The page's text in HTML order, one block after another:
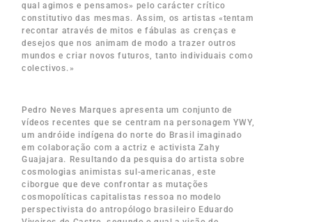
qual agimos e pensamos» pelo carácter crítico
constitutivo das mesmas. Assim, os artistas «tentam
recontar através de mitos e fábulas as crenças e
desejos que nos animam de modo a trazer outros
mundos e criar novos futuros, tanto individuais como
colectivos.»
Pedro Neves Marques apresenta um conjunto de
vídeos recentes que se centram na personagem YWY,
um andróide indígena do norte do Brasil imaginado
em colaboração com a actriz e activista Zahy
Guajajara. Resultando da pesquisa do artista sobre
cosmologias animistas sul-americanas, este
ciborgue que deve confrontar as mutações
cosmopolíticas capitalistas ressoa no modelo
perspectivista do antropólogo brasileiro Eduardo